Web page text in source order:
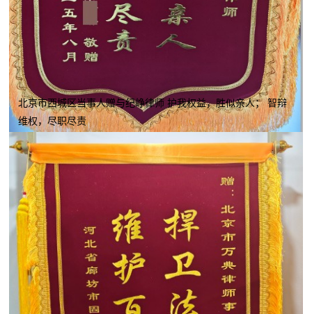
北京市西城区当事人赠与纪峥律师 护我权益，胜似亲人； 智辩
维权，尽职尽责